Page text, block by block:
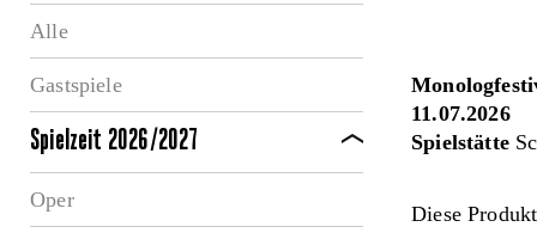
Alle
Gastspiele
Spielzeit 2026/2027
Oper
11.07.2026
Spielstätte
Diese